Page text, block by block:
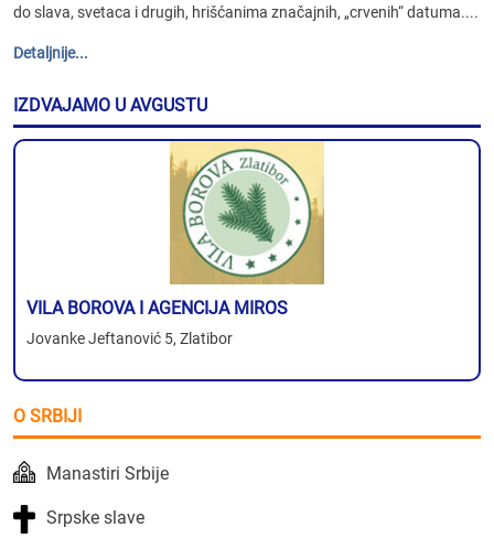
do slava, svetaca i drugih, hrišćanima značajnih, „crvenih“ datuma....
Detaljnije...
IZDVAJAMO U AVGUSTU
VILA BOROVA I AGENCIJA MIROS
Jovanke Jeftanović 5, Zlatibor
O SRBIJI
Manastiri Srbije
Srpske slave